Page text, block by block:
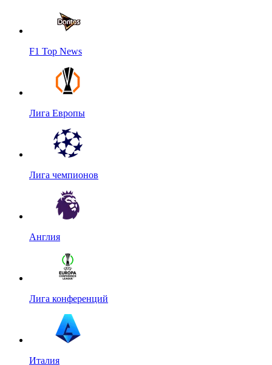
F1 Top News
Лига Европы
Лига чемпионов
Англия
Лига конференций
Италия